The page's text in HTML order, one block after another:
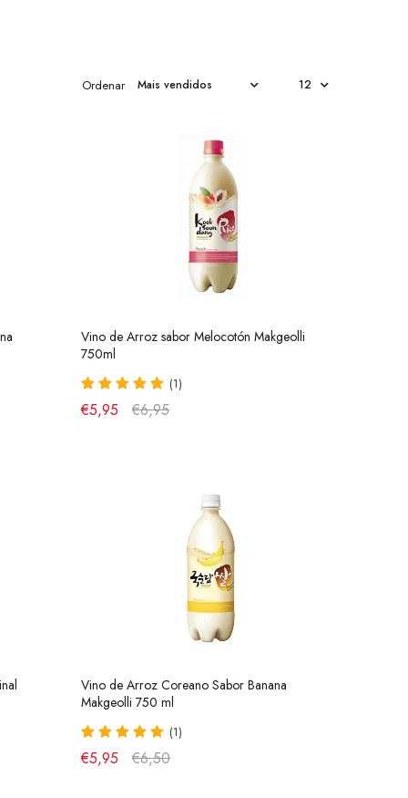
Ordenar
Vino de Arroz sabor Melocotón Makgeolli
750ml
(1)
€5,95 €6,95
Vino de Arroz Coreano Sabor Banana
Makgeolli 750 ml
(1)
€5,95 €6,50